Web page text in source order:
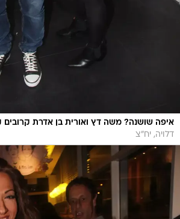
איפה שושנה? משה דץ ואורית בן אדרת קרובים
דלויה, יח"צ